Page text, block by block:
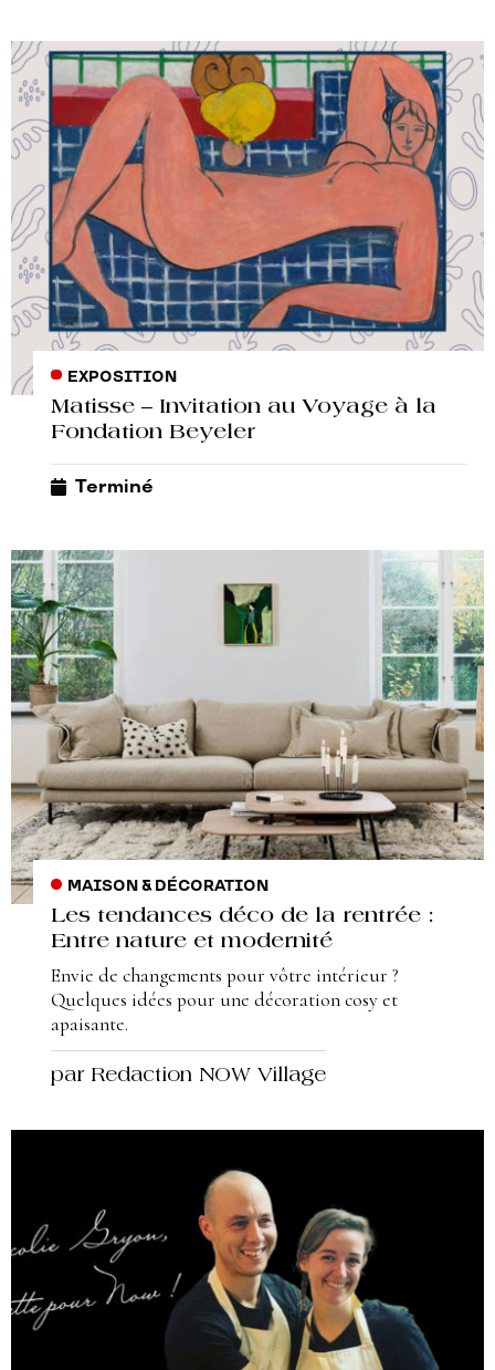
EXPOSITION
Matisse – Invitation au Voyage à la
Fondation Beyeler
Terminé
MAISON & DÉCORATION
Les tendances déco de la rentrée :
Entre nature et modernité
Envie de changements pour vôtre intérieur ?
Quelques idées pour une décoration cosy et
apaisante.
par Redaction NOW Village